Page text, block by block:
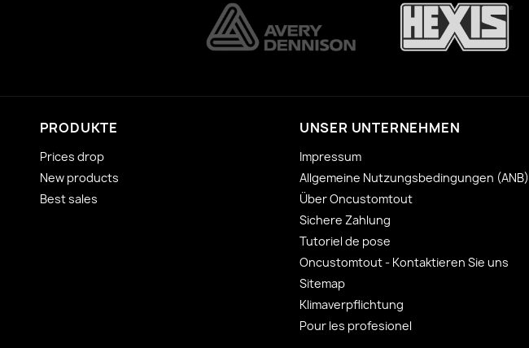
PRODUKTE
Prices drop
New products
Best sales
UNSER UNTERNEHMEN
Impressum
Allgemeine Nutzungsbedingungen (ANB)
Über Oncustomtout
Sichere Zahlung
Tutoriel de pose
Oncustomtout - Kontaktieren Sie uns
Sitemap
Klimaverpflichtung
Pour les profesionel